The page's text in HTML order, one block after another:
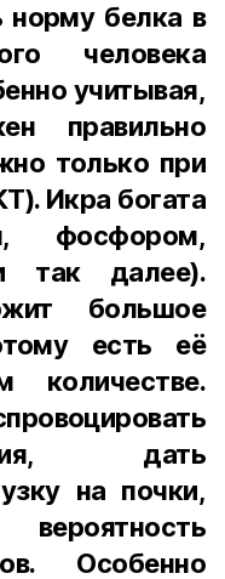
норму белка в
человека
учитывая,
правильно
только при
Икра богата
фосфором,
так далее).
большое
есть её
количестве.
дать
на почки,
Особенно